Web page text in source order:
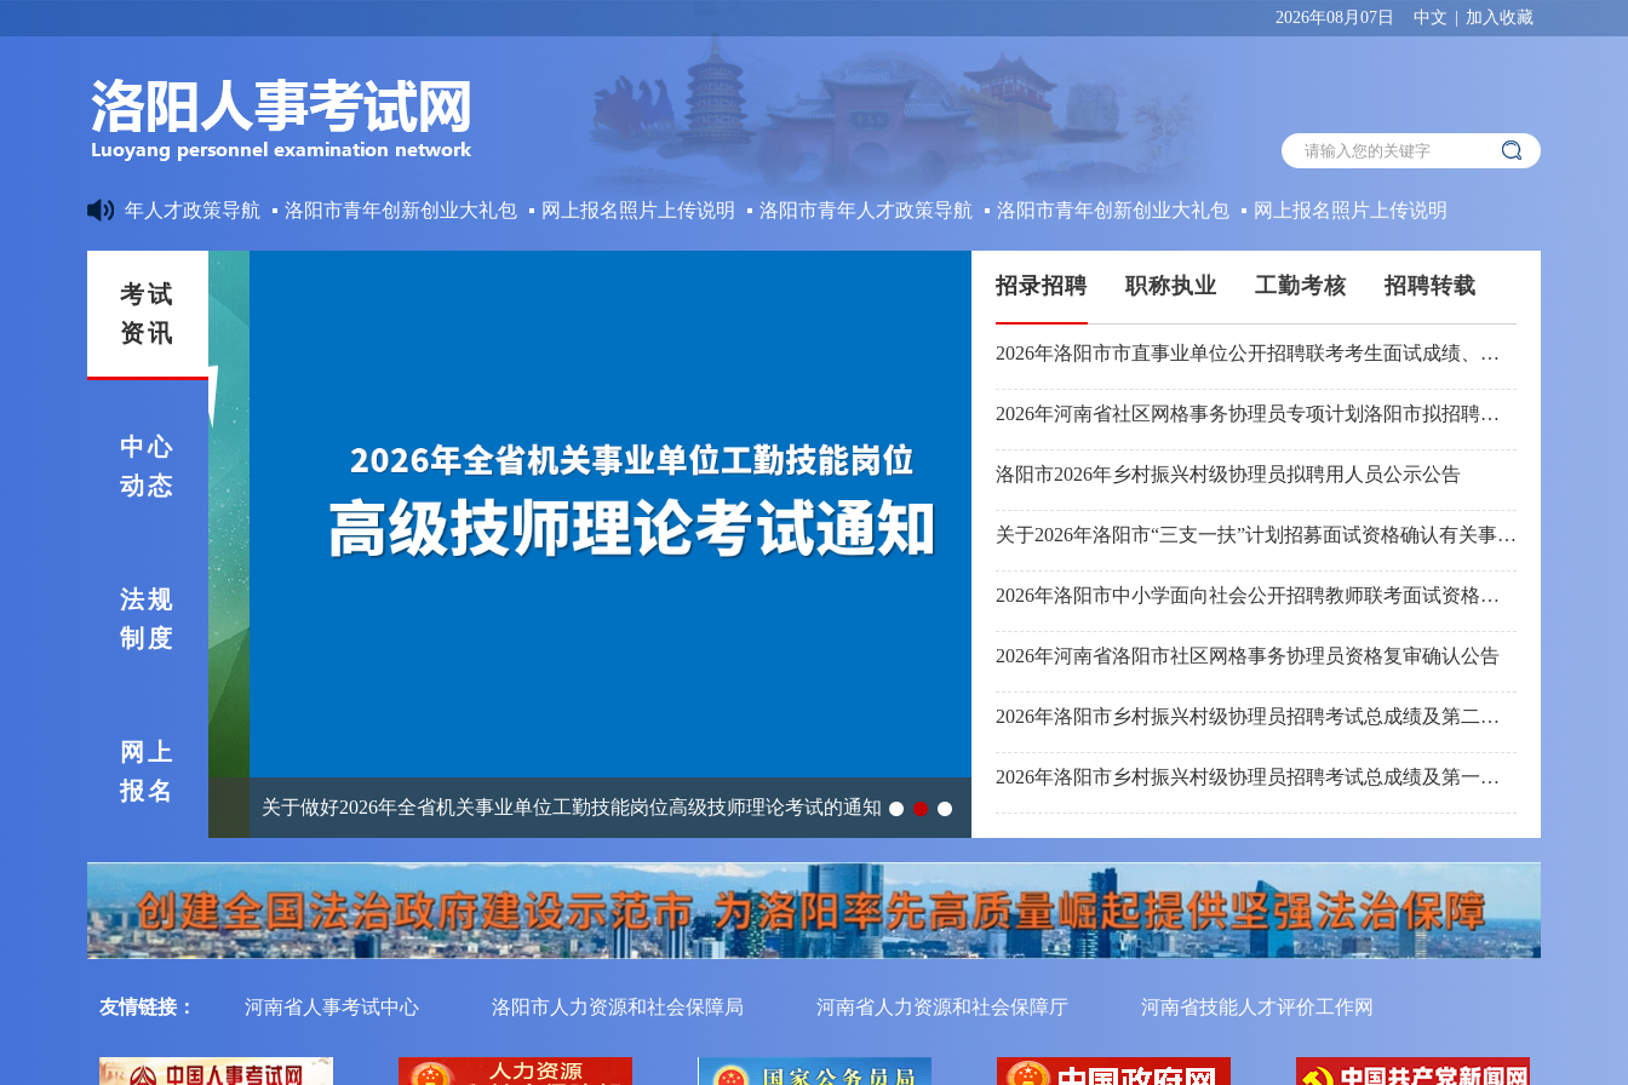
2026年08月07日 中文 加入收藏
洛阳市青年人才政策导航 洛阳市青年创新创业大礼包 网上报名照片上传说明 洛阳市青年人才政策导航 洛阳市青年创新创业大礼包 网上报名照片上传说明
考试
资讯
中心
动态
法规
制度
网上
报名
关于做好2026年全省机关事业单位工勤技能岗位高级技师理论考试的通知
招录招聘 职称执业 工勤考核 招聘转载
2026年洛阳市市直事业单位公开招聘联考考生面试成绩、总成绩及体检公告
2026年河南省社区网格事务协理员专项计划洛阳市拟招聘人员公示公告
洛阳市2026年乡村振兴村级协理员拟聘用人员公示公告
关于2026年洛阳市“三支一扶”计划招募面试资格确认有关事项的公告
2026年洛阳市中小学面向社会公开招聘教师联考面试资格确认公告汇总
2026年河南省洛阳市社区网格事务协理员资格复审确认公告
2026年洛阳市乡村振兴村级协理员招聘考试总成绩及第二批体检人员公告
2026年洛阳市乡村振兴村级协理员招聘考试总成绩及第一批体检事宜公告
友情链接： 河南省人事考试中心 洛阳市人力资源和社会保障局 河南省人力资源和社会保障厅 河南省技能人才评价工作网